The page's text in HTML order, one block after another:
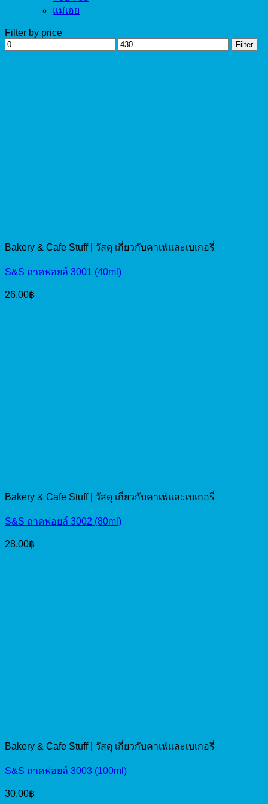
แม่เอย
Filter by price
Min
price
Max
price
Filter
Bakery & Cafe Stuff | วัสดุ เกี่ยวกับคาเฟ่และเบเกอรี่
S&S ถาดฟอยล์ 3001 (40ml)
26.00฿
Bakery & Cafe Stuff | วัสดุ เกี่ยวกับคาเฟ่และเบเกอรี่
S&S ถาดฟอยล์ 3002 (80ml)
28.00฿
Bakery & Cafe Stuff | วัสดุ เกี่ยวกับคาเฟ่และเบเกอรี่
S&S ถาดฟอยล์ 3003 (100ml)
30.00฿